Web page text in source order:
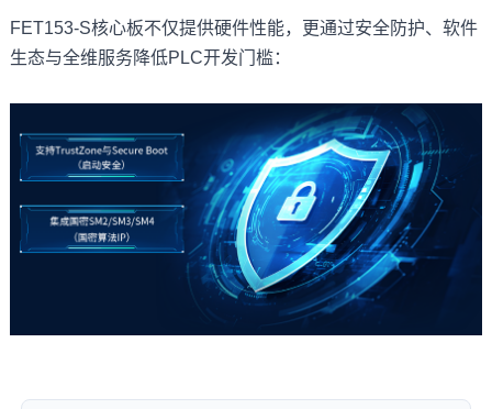
FET153-S核心板不仅提供硬件性能，更通过安全防护、软件
生态与全维服务降低PLC开发门槛：